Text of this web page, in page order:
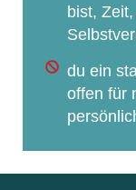
bist,
du ein
offen für